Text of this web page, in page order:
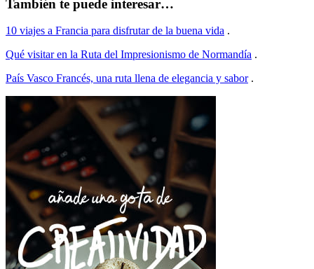
También te puede interesar…
10 viajes a Francia para disfrutar de la buena vida .
Qué visitar en la Ruta del Impresionismo de Normandía .
País Vasco Francés, una ruta llena de elegancia y sabor.